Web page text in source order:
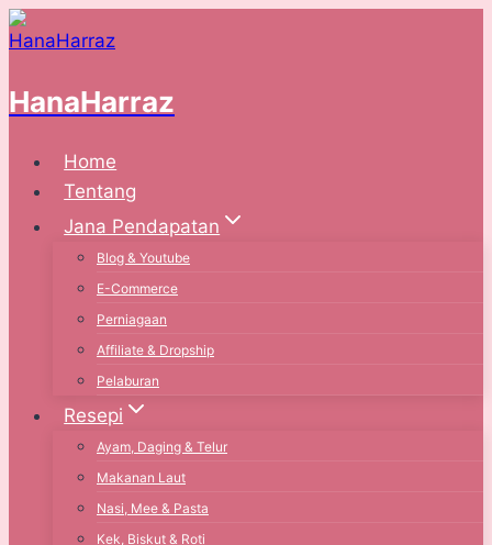
Skip
to
HanaHarraz
Home
Tentang
Jana Pendapatan
Blog & Youtube
E-Commerce
Perniagaan
Affiliate & Dropship
Pelaburan
Resepi
Ayam, Daging & Telur
Makanan Laut
Nasi, Mee & Pasta
Kek, Biskut & Roti